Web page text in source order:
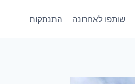
שותפו לאחרונה התנתקות